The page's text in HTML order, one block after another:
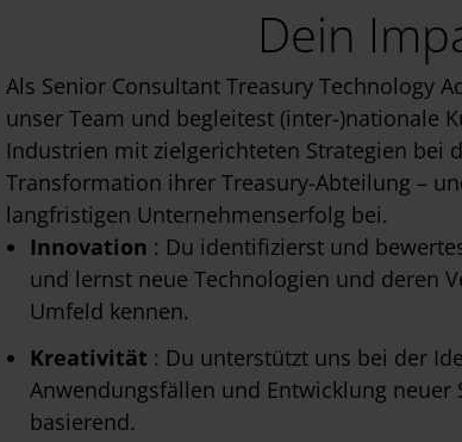
Dein
Als Senior Consultant Treasury Technology
unser Team und begleitest (inter-)nationale
Industrien mit zielgerichteten Strategien bei
Transformation ihrer Treasury-Abteilung –
langfristigen Unternehmenserfolg bei.
Innovation : Du identifizierst und
und lernst neue Technologien und deren
Umfeld kennen.
Kreativität : Du unterstützt uns bei der
Anwendungsfällen und Entwicklung neuer
basierend.